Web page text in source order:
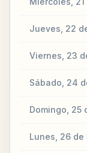
Jueves, 22
Viernes, 23
Sábado, 24
Domingo, 25
Lunes, 26 de